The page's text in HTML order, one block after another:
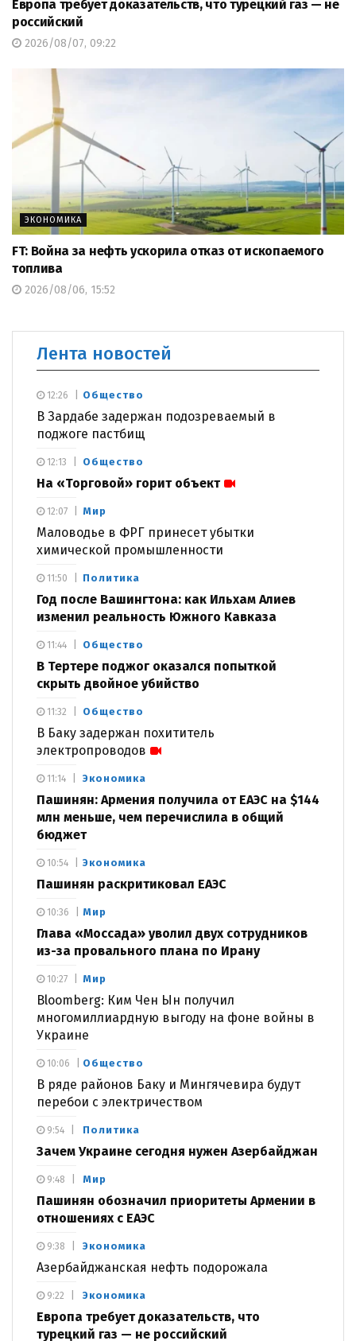
Европа требует доказательств, что турецкий газ — не
российский
2026/08/07, 09:22
ЭКОНОМИКА
FT: Война за нефть ускорила отказ от ископаемого
топлива
2026/08/06, 15:52
Лента новостей
Общество
В Зардабе задержан подозреваемый в
поджоге пастбищ
12:26
Общество
На «Торговой» горит объект
12:13
Мир
Маловодье в ФРГ принесет убытки
химической промышленности
12:07
Политика
Год после Вашингтона: как Ильхам Алиев
изменил реальность Южного Кавказа
11:50
Общество
В Тертере поджог оказался попыткой
скрыть двойное убийство
11:44
Общество
В Баку задержан похититель
электропроводов
11:32
Экономика
Пашинян: Армения получила от ЕАЭС на $144
млн меньше, чем перечислила в общий
бюджет
11:14
Экономика
Пашинян раскритиковал ЕАЭС
10:54
Мир
Глава «Моссада» уволил двух сотрудников
из-за провального плана по Ирану
10:36
Мир
Bloomberg: Ким Чен Ын получил
многомиллиардную выгоду на фоне войны в
Украине
10:27
Общество
В ряде районов Баку и Мингячевира будут
перебои с электричеством
10:06
Политика
Зачем Украине сегодня нужен Азербайджан
9:54
Мир
Пашинян обозначил приоритеты Армении в
отношениях с ЕАЭС
9:48
Экономика
Азербайджанская нефть подорожала
9:38
Экономика
Европа требует доказательств, что
турецкий газ — не российский
9:22